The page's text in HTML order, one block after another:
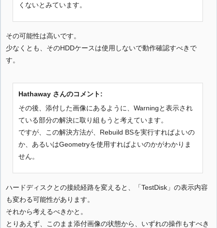
くないとみています。
その可能性は高いです。
少なくとも、そのHDDケースは使用しないで動作確認すべきで
す。
Hathaway さんのコメント:
その後、添付した画像にあるように、Warningと表示され
ている部分の解決に取り組もうと考えています。
ですが、この解決方法が、Rebuild BSを実行すればよいの
か、あるいはGeometryを使用すればよいのかがわかりま
せん。
ハードディスクとの接続経路を変えると、「TestDisk」の表示内容
も変わる可能性があります。
それから考えるべきかと。
とりあえず、このまま添付画像の状態から、いずれの操作もすべき